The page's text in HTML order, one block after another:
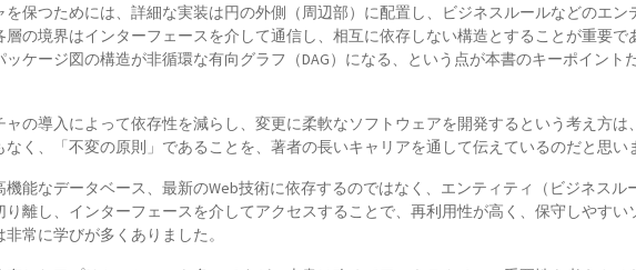
保つためには、詳細な実装は円の外側（周辺部）に配置し、ビジネスルールなどのエン
の境界はインターフェースを介して通信し、相互に依存しない構造とすることが重要で
ケージ図の構造が非循環な有向グラフ（DAG）になる、という点が本書のキーポイント
ャの導入によって依存性を減らし、変更に柔軟なソフトウェアを開発するという考え方は
く、「不変の原則」であることを、著者の長いキャリアを通して伝えているのだと思い
能なデータベース、最新のWeb技術に依存するのではなく、エンティティ（ビジネスル
離し、インターフェースを介してアクセスすることで、再利用性が高く、保守しやすい
常に学びが多くありました。